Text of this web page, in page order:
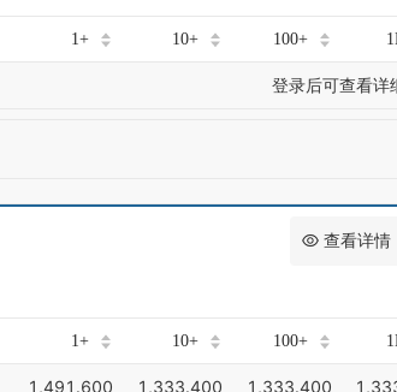
1+ 10+ 100+
登录后可查看详
查看详情
1+ 10+ 100+
1,491.600
1,333.400
1,333.400